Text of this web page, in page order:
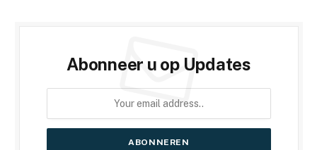
Abonneer u op Updates